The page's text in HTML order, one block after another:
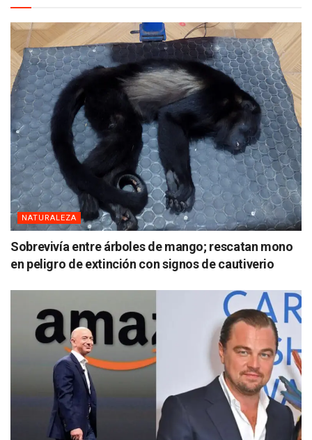
NATURALEZA
Sobrevivía entre árboles de mango; rescatan mono
en peligro de extinción con signos de cautiverio